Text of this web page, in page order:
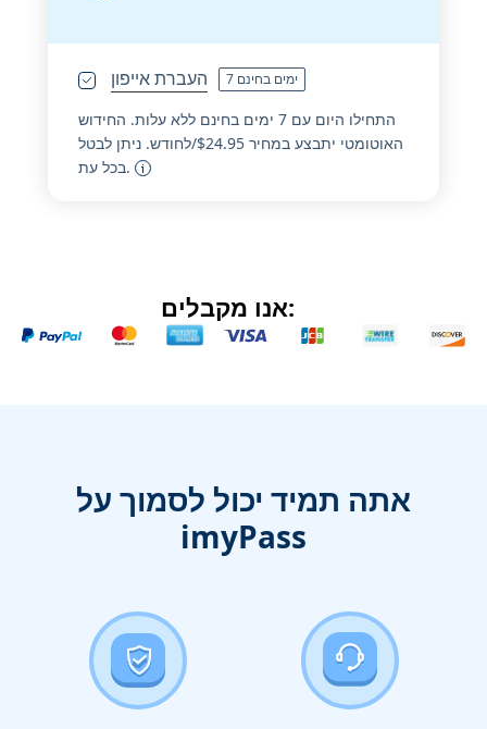
העברת אייפון 7 ימים בחינם
התחילו היום עם 7 ימים בחינם ללא עלות. החידוש
האוטומטי יתבצע במחיר 24.95‏$/לחודש. ניתן לבטל
בכל עת.
אנו מקבלים:
אתה תמיד יכול לסמוך על
imyPass